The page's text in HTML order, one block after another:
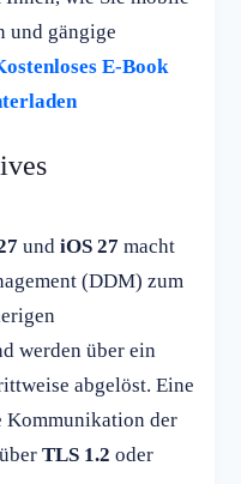
und gängige
E-Book
und iOS 27 macht
(DDM) zum
werden über ein
abgelöst. Eine
Kommunikation der
TLS 1.2 oder